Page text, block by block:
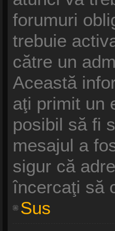
forumuri
trebuie
către un
Această
aţi primit un
posibil să fi
mesajul a
sigur că
încercaţi să
Sus